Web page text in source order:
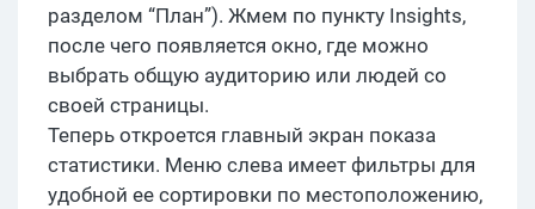
разделом “План”). Жмем по пункту Insights,
после чего появляется окно, где можно
выбрать общую аудиторию или людей со
своей страницы.
Теперь откроется главный экран показа
статистики. Меню слева имеет фильтры для
удобной ее сортировки по местоположению,